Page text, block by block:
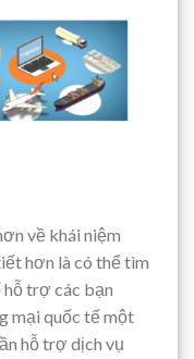
về khái niệm
hơn là có thể tìm
hỗ trợ các bạn
mại quốc tế một
hỗ trợ dịch vụ